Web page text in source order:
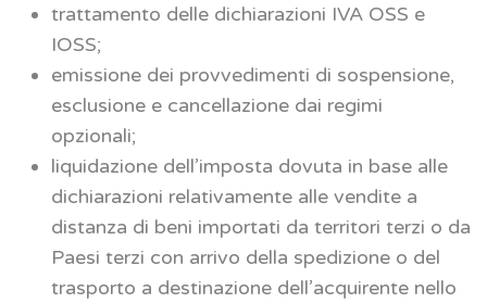
trattamento delle dichiarazioni IVA OSS e
IOSS;
emissione dei provvedimenti di sospensione,
esclusione e cancellazione dai regimi
opzionali;
liquidazione dell’imposta dovuta in base alle
dichiarazioni relativamente alle vendite a
distanza di beni importati da territori terzi o da
Paesi terzi con arrivo della spedizione o del
trasporto a destinazione dell’acquirente nello